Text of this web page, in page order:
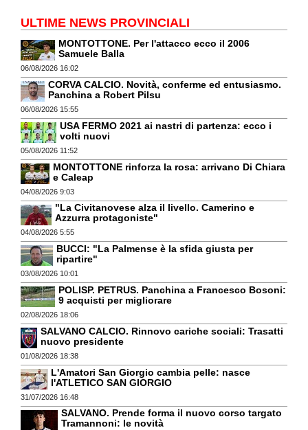
ULTIME NEWS PROVINCIALI
MONTOTTONE. Per l'attacco ecco il 2006
Samuele Balla
06/08/2026 16:02
CORVA CALCIO. Novità, conferme ed entusiasmo.
Panchina a Robert Pilsu
06/08/2026 15:55
USA FERMO 2021 ai nastri di partenza: ecco i
volti nuovi
05/08/2026 11:52
MONTOTTONE rinforza la rosa: arrivano Di Chiara
e Caleap
04/08/2026 9:03
"La Civitanovese alza il livello. Camerino e
Azzurra protagoniste"
04/08/2026 5:55
BUCCI: "La Palmense è la sfida giusta per
ripartire"
03/08/2026 10:01
POLISP. PETRUS. Panchina a Francesco Bosoni:
9 acquisti per migliorare
02/08/2026 18:06
SALVANO CALCIO. Rinnovo cariche sociali: Trasatti
nuovo presidente
01/08/2026 18:38
L'Amatori San Giorgio cambia pelle: nasce
l'ATLETICO SAN GIORGIO
31/07/2026 16:48
SALVANO. Prende forma il nuovo corso targato
Tramannoni: le novità